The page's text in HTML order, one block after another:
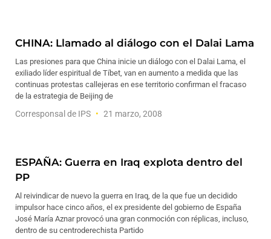
CHINA: Llamado al diálogo con el Dalai Lama
Las presiones para que China inicie un diálogo con el Dalai Lama, el
exiliado líder espiritual de Tíbet, van en aumento a medida que las
continuas protestas callejeras en ese territorio confirman el fracaso
de la estrategia de Beijing de
Corresponsal de IPS 21 marzo, 2008
ESPAÑA: Guerra en Iraq explota dentro del
PP
Al reivindicar de nuevo la guerra en Iraq, de la que fue un decidido
impulsor hace cinco años, el ex presidente del gobierno de España
José María Aznar provocó una gran conmoción con réplicas, incluso,
dentro de su centroderechista Partido